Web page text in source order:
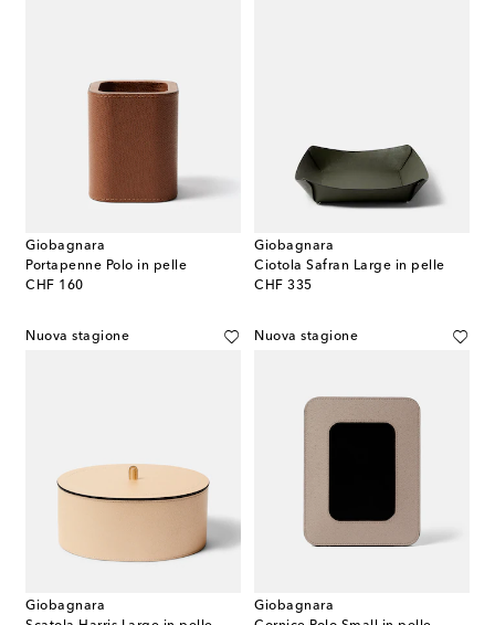
Giobagnara
Portapenne Polo in pelle
CHF 160
original price
Giobagnara
Ciotola Safran Large in pelle
CHF 335
original price
Nuova stagione
Giobagnara
Nuova stagione
Giobagnara